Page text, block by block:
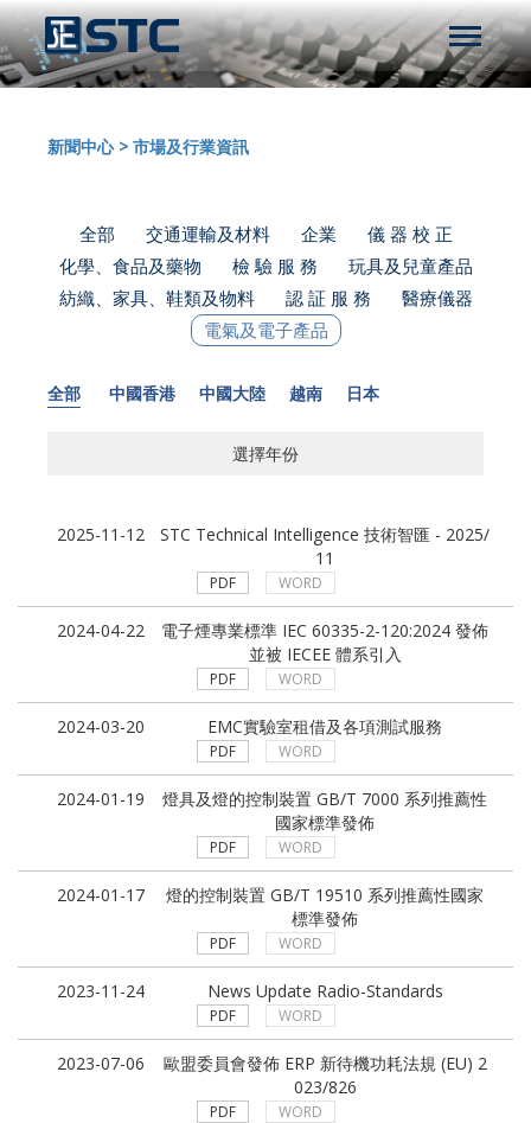
新聞中心 >市場及行業資訊
全部 交通運輸及材料 企業
儀 器 校 正
化學、食品及藥物
檢 驗 服 務
玩具及兒童產品
紡織、家具、鞋類及物料
認 証 服 務
醫療儀器
電氣及電子產品
全部 中國香港 中國大陸 越南 日本
選擇年份
2026
2025
2024
2023
2022
2021
2020
2019
2018
2017
2016
2015
2014
2025-11-12
STC Technical Intelligence 技術智匯 - 2025/
11
PDF WORD
2024-04-22
電子煙專業標準 IEC 60335-2-120:2024 發佈
並被 IECEE 體系引入
PDF WORD
2024-03-20 EMC實驗室租借及各項測試服務
PDF WORD
2024-01-19
燈具及燈的控制裝置 GB/T 7000 系列推薦性
國家標準發佈
PDF WORD
2024-01-17
燈的控制裝置 GB/T 19510 系列推薦性國家
標準發佈
PDF WORD
2023-11-24 News Update Radio-Standards
PDF WORD
2023-07-06
歐盟委員會發佈 ERP 新待機功耗法規 (EU) 2
023/826
PDF WORD